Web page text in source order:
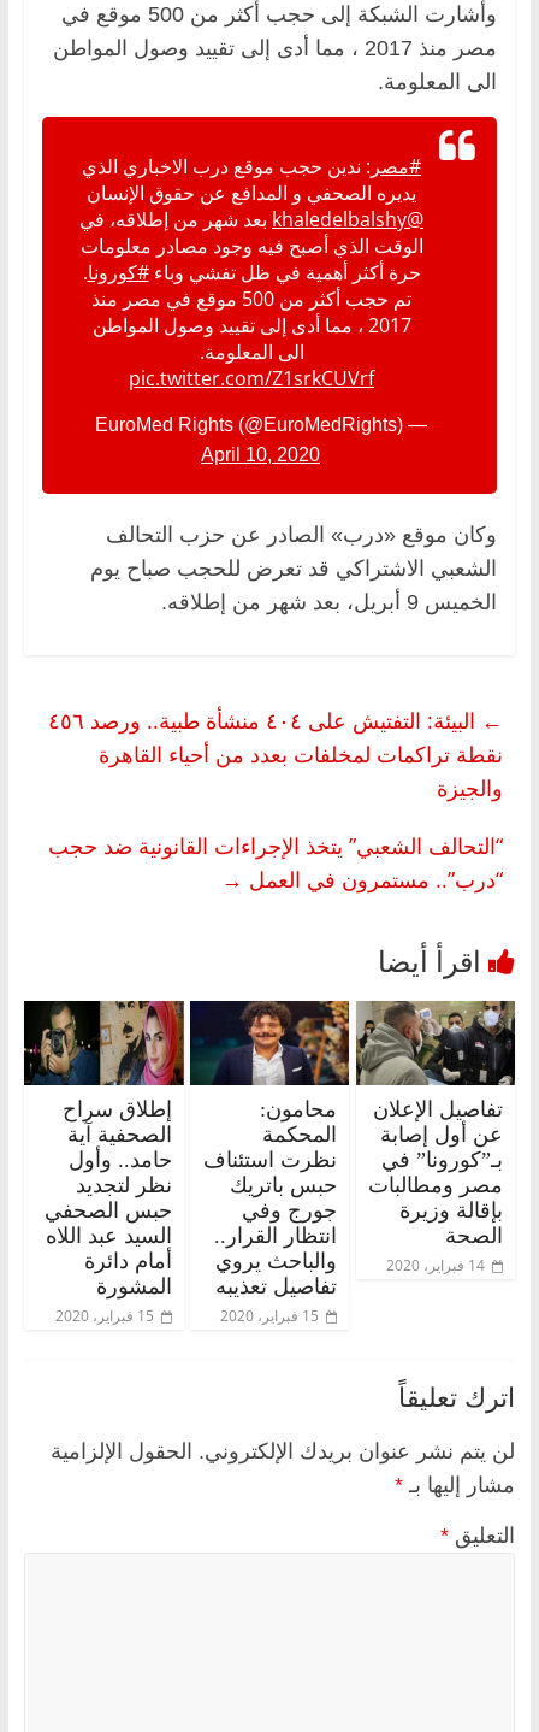
وأشارت الشبكة إلى حجب أكثر من 500 موقع في
مصر منذ 2017 ، مما أدى إلى تقييد وصول المواطن
الى المعلومة.
#مصر : ندين حجب موقع درب الاخباري الذي
يديره الصحفي و المدافع عن حقوق الإنسان
@khaledelbalshy
بعد شهر من إطلاقه، في
الوقت الذي أصبح فيه وجود مصادر معلومات
حرة أكثر أهمية في ظل تفشي وباء#كورونا.
تم حجب أكثر من 500 موقع في مصر منذ
2017 ، مما أدى إلى تقييد وصول المواطن
الى المعلومة.
pic.twitter.com/Z1srkCUVrf
— EuroMed Rights (@EuroMedRights)
April 10, 2020
وكان موقع «درب» الصادر عن حزب التحالف
الشعبي الاشتراكي قد تعرض للحجب صباح يوم
الخميس 9 أبريل، بعد شهر من إطلاقه.
←
البيئة: التفتيش على ٤٠٤ منشأة طبية.. ورصد ٤٥٦
نقطة تراكمات لمخلفات بعدد من أحياء القاهرة
والجيزة
“التحالف الشعبي” يتخذ الإجراءات القانونية ضد حجب
“درب”.. مستمرون في العمل →
تفاصيل الإعلان
عن أول إصابة
بـ”كورونا” في
مصر ومطالبات
بإقالة وزيرة
الصحة
14 فبراير، 2020
محامون:
المحكمة
نظرت استئناف
حبس باتريك
جورج وفي
انتظار القرار..
والباحث يروي
تفاصيل تعذيبه
15 فبراير، 2020
إطلاق سراح
الصحفية آية
حامد.. وأول
نظر لتجديد
حبس الصحفي
السيد عبد اللاه
أمام دائرة
المشورة
15 فبراير، 2020
اترك تعليقاً
لن يتم نشر عنوان بريدك الإلكتروني. الحقول الإلزامية
مشار إليها بـ *
التعليق *